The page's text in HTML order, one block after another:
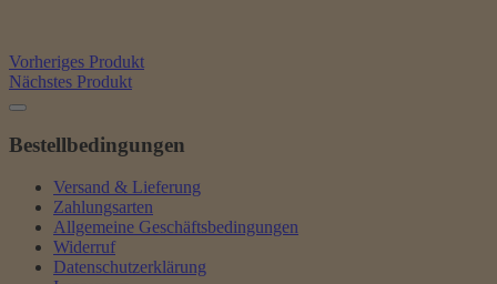
Vorheriges Produkt
Nächstes Produkt
Bestellbedingungen
Versand & Lieferung
Zahlungsarten
Allgemeine Geschäftsbedingungen
Widerruf
Datenschutzerklärung